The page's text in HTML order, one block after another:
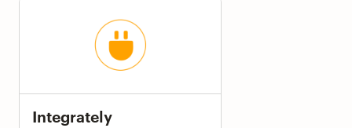
Integrately